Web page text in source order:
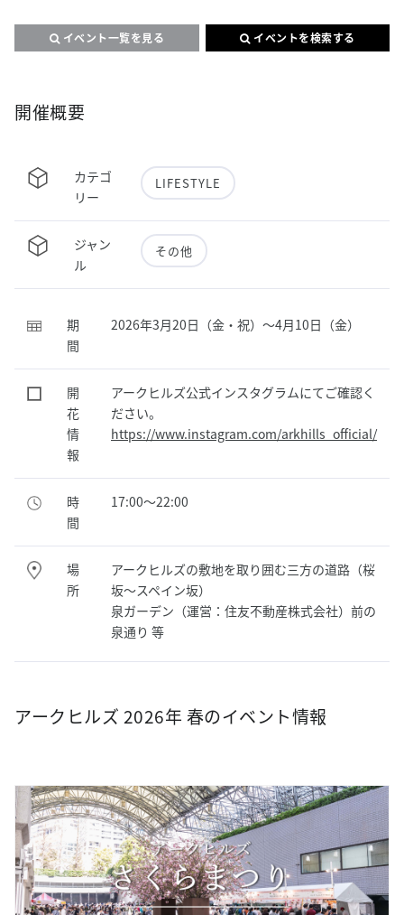
イベント一覧を見る イベントを検索する
開催概要
カテゴ
リー
LIFESTYLE
ジャン
ル
その他
期
間
2026年3月20日（金・祝）～4月10日（金）
開
花
情
報
アークヒルズ公式インスタグラムにてご確認く
ださい。
https://www.instagram.com/arkhills_official/
時
間
17:00～22:00
場
所
アークヒルズの敷地を取り囲む三方の道路（桜
坂〜スペイン坂）
泉ガーデン（運営：住友不動産株式会社）前の
泉通り 等
アークヒルズ 2026年 春のイベント情報